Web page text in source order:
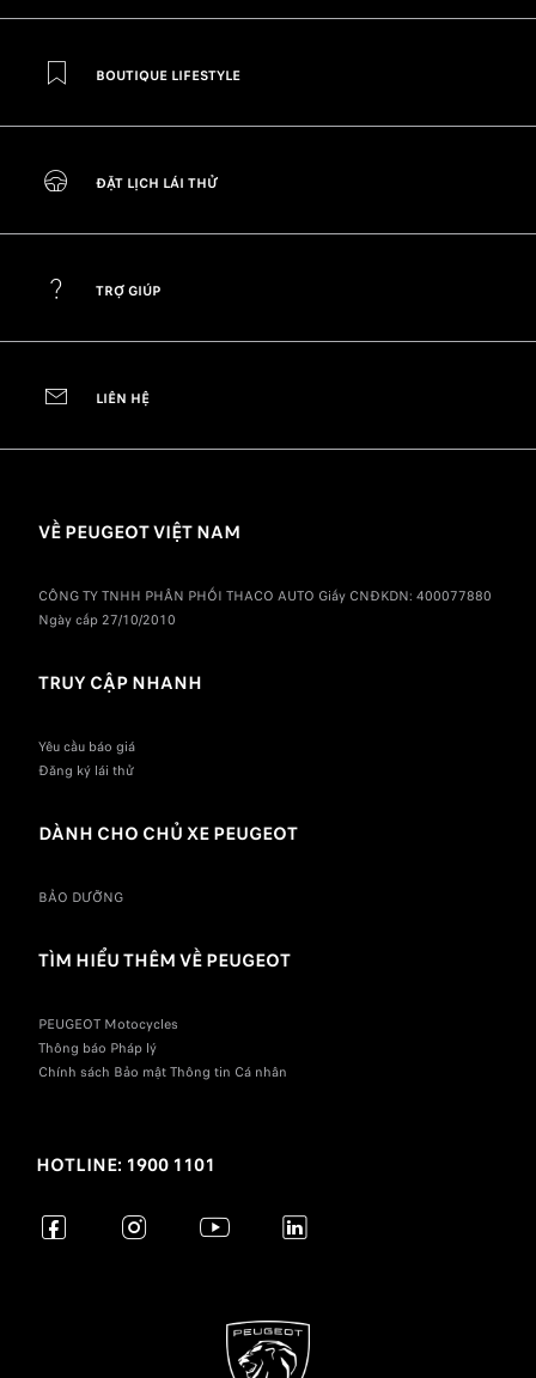
BOUTIQUE LIFESTYLE
ĐẶT LỊCH LÁI THỬ
TRỢ GIÚP
LIÊN HỆ
VỀ PEUGEOT VIỆT NAM
CÔNG TY TNHH PHÂN PHỐI THACO AUTO Giấy CNĐKDN: 400077880
Ngày cấp 27/10/2010
TRUY CẬP NHANH
Yêu cầu báo giá
Đăng ký lái thử
DÀNH CHO CHỦ XE PEUGEOT
BẢO DƯỠNG
TÌM HIỂU THÊM VỀ PEUGEOT
PEUGEOT Motocycles
Thông báo Pháp lý
Chính sách Bảo mật Thông tin Cá nhân
HOTLINE: 1900 1101